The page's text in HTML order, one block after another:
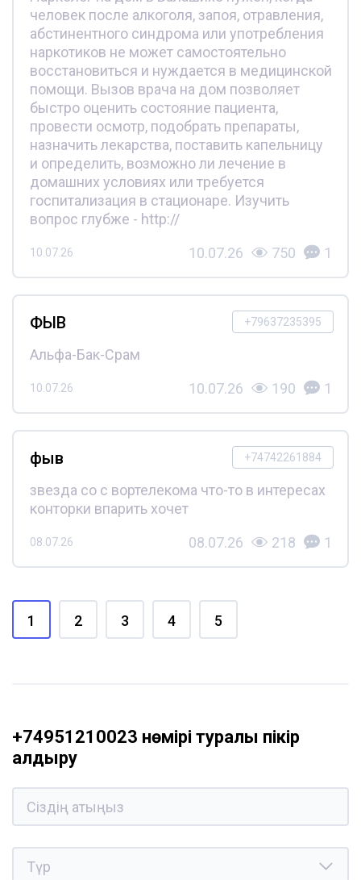
человек после алкоголя, запоя, отравления,
абстинентного синдрома или употребления
наркотиков не может самостоятельно
восстановиться и нуждается в медицинской
помощи. Вызов врача на дом позволяет
быстро оценить состояние пациента,
провести осмотр, подобрать препараты,
назначить лекарства, поставить капельницу
и определить, возможно ли лечение в
домашних условиях или требуется
госпитализация в стационаре. Изучить
вопрос глубже - http://
10.07.26 10.07.26 750 1
+79637235395
ФЫВ
Альфа-Бак-Срам
10.07.26 10.07.26 190 1
+74742261884
фыв
звезда со с вортелекома что-то в интересах
конторки впарить хочет
08.07.26 08.07.26 218 1
1 2 3 4 5
+74951210023 нөмірі туралы пікір
қалдыру